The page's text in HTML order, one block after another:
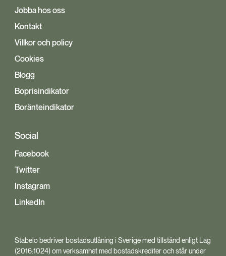
Jobba hos oss
Kontakt
Villkor och policy
Cookies
Blogg
Boprisindikator
Boränteindikator
Social
Facebook
Twitter
Instagram
LinkedIn
Stabelo bedriver bostadsutlåning i Sverige med tillstånd enligt Lag
(2016:1024) om verksamhet med bostadskrediter och står under